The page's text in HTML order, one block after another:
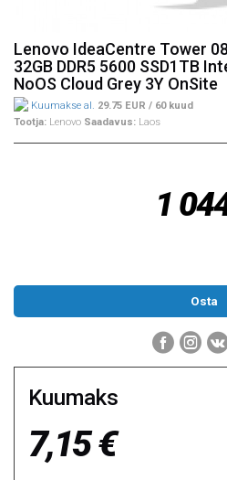
Lenovo IdeaCentre Tower
32GB DDR5 5600 SSD1TB
NoOS Cloud Grey 3Y OnSite
Kuumakse al. 29.75 EUR / 60 kuud
Tootja: Lenovo Saadavus: Laos
1
Kuumaks
7,15 €